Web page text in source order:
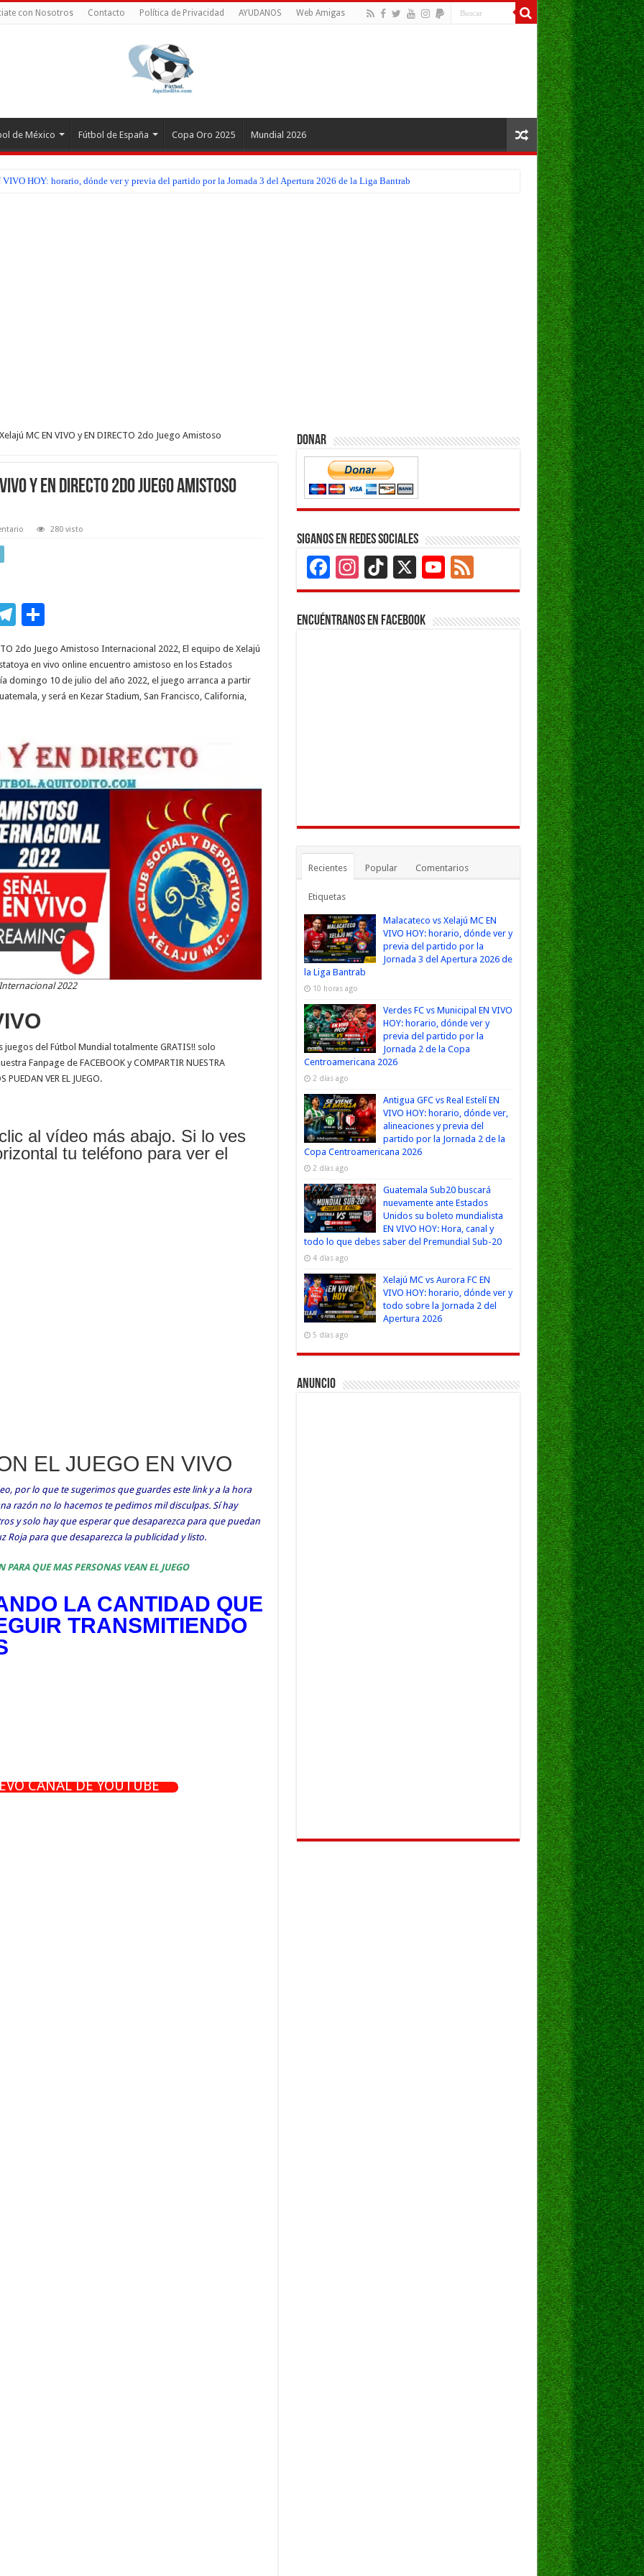
con Nosotros Contacto Política de Privacidad AYUDANOS Web Amigas
de México Fútbol de España Copa Oro 2025 Mundial 2026
HOY: horario, dónde ver y previa del partido por la Jornada 3 del Apertura 2026 de la Liga Bantrab
HOY: horario, dónde ver y previa del partido por la Jornada 2 de la Copa Centroamericana 2026
MC EN VIVO y EN DIRECTO 2do Juego Amistoso
y EN DIRECTO 2do Juego Amistoso
280 visto
T
el
e
gr
a
C
m
p
ar
r
2do Juego Amistoso Internacional 2022, El equipo de Xelajú
en vivo online encuentro amistoso en los Estados
domingo 10 de julio del año 2022, el juego arranca a partir
y será en Kezar Stadium, San Francisco, California,
2022
del Fútbol Mundial totalmente GRATIS!! solo
Fanpage de FACEBOOK y COMPARTIR NUESTRA
VER EL JUEGO.
al vídeo más abajo. Si lo ves
tu teléfono para ver el
EL JUEGO EN VIVO
por lo que te sugerimos que guardes este link y a la hora
razón no lo hacemos te pedimos mil disculpas. Sí hay
y solo hay que esperar que desaparezca para que puedan
Roja para que desaparezca la publicidad y listo.
QUE MAS PERSONAS VEAN EL JUEGO
LA CANTIDAD QUE
TRANSMITIENDO
CANAL DE YOUTUBE
Donar
Siganos en Redes Sociales
Facebook
Instagram
TikTok
X YouTube
Channel
Feed
Encuéntranos en Facebook
Recientes Popular Comentarios
Etiquetas
Malacateco vs Xelajú MC EN
VIVO HOY: horario, dónde ver y
previa del partido por la
Jornada 3 del Apertura 2026 de
la Liga Bantrab
10 horas ago
Verdes FC vs Municipal EN VIVO
HOY: horario, dónde ver y
previa del partido por la
Jornada 2 de la Copa
Centroamericana 2026
2 días ago
Antigua GFC vs Real Estelí EN
VIVO HOY: horario, dónde ver,
alineaciones y previa del
partido por la Jornada 2 de la
Copa Centroamericana 2026
2 días ago
Guatemala Sub20 buscará
nuevamente ante Estados
Unidos su boleto mundialista
EN VIVO HOY: Hora, canal y
todo lo que debes saber del Premundial Sub-20
4 días ago
Xelajú MC vs Aurora FC EN
VIVO HOY: horario, dónde ver y
todo sobre la Jornada 2 del
Apertura 2026
5 días ago
Anuncio